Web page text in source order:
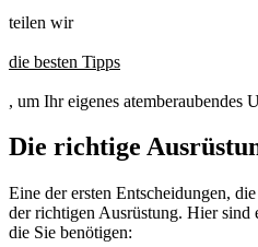
teilen wir
die besten Tipps
, um Ihr eigenes atemberaubendes
Die richtige
Eine der ersten Entscheidungen, die Sie treffen müssen, ist die Wahl
der richtigen Ausrüstung. Hier sind
die Sie benötigen: